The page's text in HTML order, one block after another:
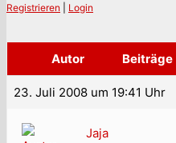
Registrieren Login
Autor Beiträge
23. Juli 2008 um 19:41 Uhr
Jaja